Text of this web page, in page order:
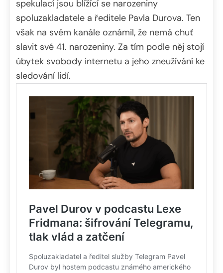
spekulací jsou blížící se narozeniny
spoluzakladatele a ředitele Pavla Durova. Ten
však na svém kanále oznámil, že nemá chuť
slavit své 41. narozeniny. Za tím podle něj stojí
úbytek svobody internetu a jeho zneužívání ke
sledování lidí.